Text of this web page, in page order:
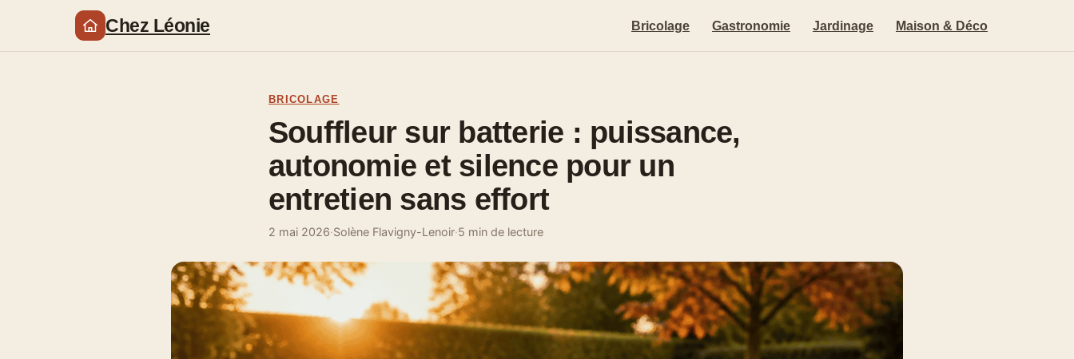
Chez Léonie Bricolage Gastronomie Jardinage Maison & Déco
BRICOLAGE
Souffleur sur batterie : puissance,
autonomie et silence pour un
entretien sans effort
2 mai 2026·Solène Flavigny-Lenoir·5 min de lecture